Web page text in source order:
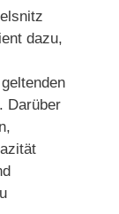
dazu,
Darüber